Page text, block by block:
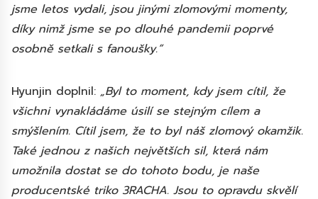
jsme letos vydali, jsou jinými zlomovými momenty,
díky nimž jsme se po dlouhé pandemii poprvé
osobně setkali s fanoušky.“
Hyunjin doplnil: „Byl to moment, kdy jsem cítil, že
všichni vynakládáme úsilí se stejným cílem a
smýšlením. Cítil jsem, že to byl náš zlomový okamžik.
Také jednou z našich největších sil, která nám
umožnila dostat se do tohoto bodu, je naše
producentské triko 3RACHA. Jsou to opravdu skvělí